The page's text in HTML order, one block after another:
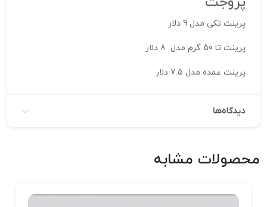
پرینت تکی مدل 9 دلار
پرینت تا 50 گرم مدل 8 دلار
پرینت عمده مدل 7.5 دلار
دیدگاه‌ها
محصولات مشابه